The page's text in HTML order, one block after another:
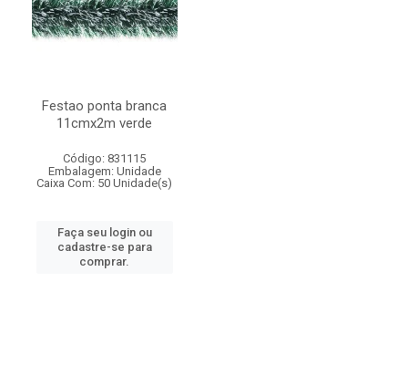
Festao ponta branca
11cmx2m verde
Código: 831115
Embalagem: Unidade
Caixa Com: 50 Unidade(s)
Faça seu login ou
cadastre-se para
comprar.